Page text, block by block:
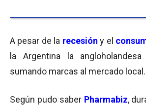
A pesar de la recesión y el
la Argentina la angloholandesa
sumando marcas al mercado local.
Según pudo saber Pharmabiz,